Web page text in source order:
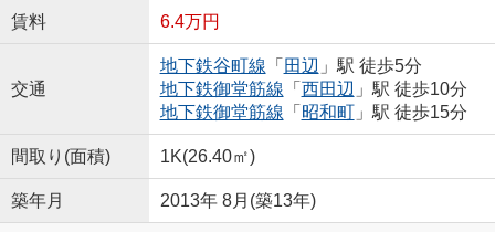
賃料 6.4万円
交通
地下鉄谷町線 「 田辺 」駅 徒歩5分
地下鉄御堂筋線 「 西田辺 」駅 徒歩10分
地下鉄御堂筋線 「 昭和町」駅 徒歩15分
間取り(面積) 1K(26.40㎡)
築年月 2013年 8月(築13年)